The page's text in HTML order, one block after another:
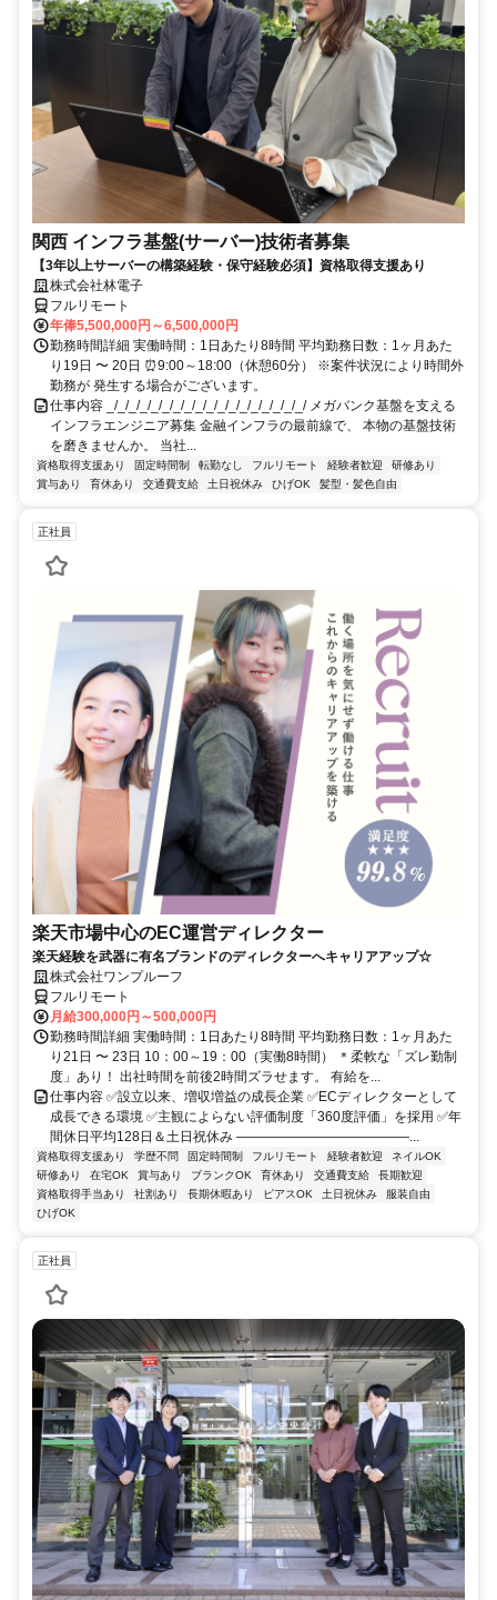
関西 インフラ基盤(サーバー)技術者募集
【3年以上サーバーの構築経験・保守経験必須】資格取得支援あり
株式会社林電子
フルリモート
年俸5,500,000円～6,500,000円
勤務時間詳細 実働時間：1日あたり8時間 平均勤務日数：1ヶ月あた
り19日 〜 20日 ⏰9:00～18:00（休憩60分） ※案件状況により時間外
勤務が 発生する場合がございます。
仕事内容 _/_/_/_/_/_/_/_/_/_/_/_/_/_/_/_/_/_/ メガバンク基盤を支える
インフラエンジニア募集 金融インフラの最前線で、 本物の基盤技術
を磨きませんか。 当社...
資格取得支援あり 固定時間制 転勤なし フルリモート 経験者歓迎
研修あり
賞与あり
育休あり 交通費支給 土日祝休み ひげOK 髪型・髪色自由
正社員
楽天市場中心のEC運営ディレクター
楽天経験を武器に有名ブランドのディレクターへキャリアアップ☆
株式会社ワンプルーフ
フルリモート
月給300,000円～500,000円
勤務時間詳細 実働時間：1日あたり8時間 平均勤務日数：1ヶ月あた
り21日 〜 23日 10：00～19：00（実働8時間） ＊柔軟な「ズレ勤制
度」あり！ 出社時間を前後2時間ズラせます。 有給を...
仕事内容 ✅設立以来、増収増益の成長企業 ✅ECディレクターとして
成長できる環境 ✅主観によらない評価制度「360度評価」を採用 ✅年
間休日平均128日＆土日祝休み ―――――――――――――...
資格取得支援あり 学歴不問 固定時間制 フルリモート 経験者歓迎
ネイルOK
研修あり
在宅OK 賞与あり ブランクOK 育休あり 交通費支給
長期歓迎
資格取得手当あり
社割あり 長期休暇あり ピアスOK 土日祝休み
服装自由
ひげOK
正社員